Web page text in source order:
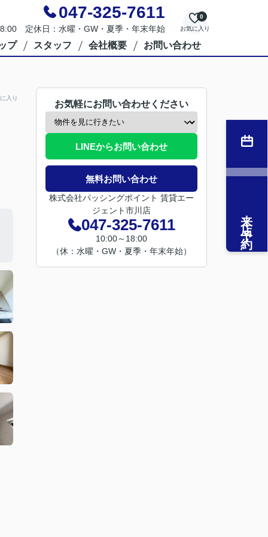
047-325-7611
定休日：水曜・GW・夏季・年末年始 お気に入り
0
プ スタッフ 会社概要 お問い合わせ
入り
お気軽にお問い合わせください
LINEからお問い合わせ
無料お問い合わせ
株式会社パッシングポイント 賃貸エー
ジェント市川店
047-325-7611
10:00～18:00
（休：水曜・GW・夏季・年末年始）
来店予約